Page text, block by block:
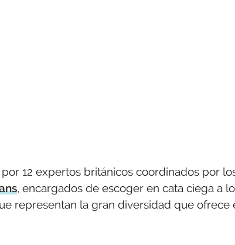
12 expertos británicos coordinados por
, encargados de escoger en cata ciega a
representan la gran diversidad que ofrece